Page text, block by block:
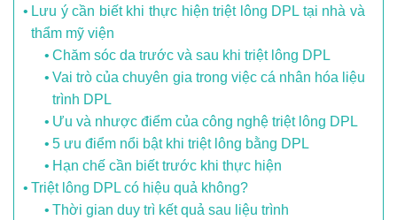
Lưu ý cần biết khi thực hiện triệt lông DPL tại nhà và
thẩm mỹ viện
Chăm sóc da trước và sau khi triệt lông DPL
Vai trò của chuyên gia trong việc cá nhân hóa liệu
trình DPL
Ưu và nhược điểm của công nghệ triệt lông DPL
5 ưu điểm nổi bật khi triệt lông bằng DPL
Hạn chế cần biết trước khi thực hiện
Triệt lông DPL có hiệu quả không?
Thời gian duy trì kết quả sau liệu trình